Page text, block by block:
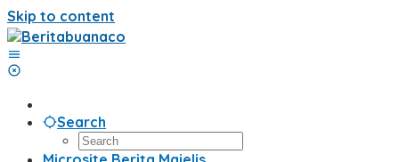
Skip to content
Search